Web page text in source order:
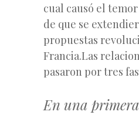
cual causó el
de que se
propuestas
Francia.Las
pasaron por tres
En una primera